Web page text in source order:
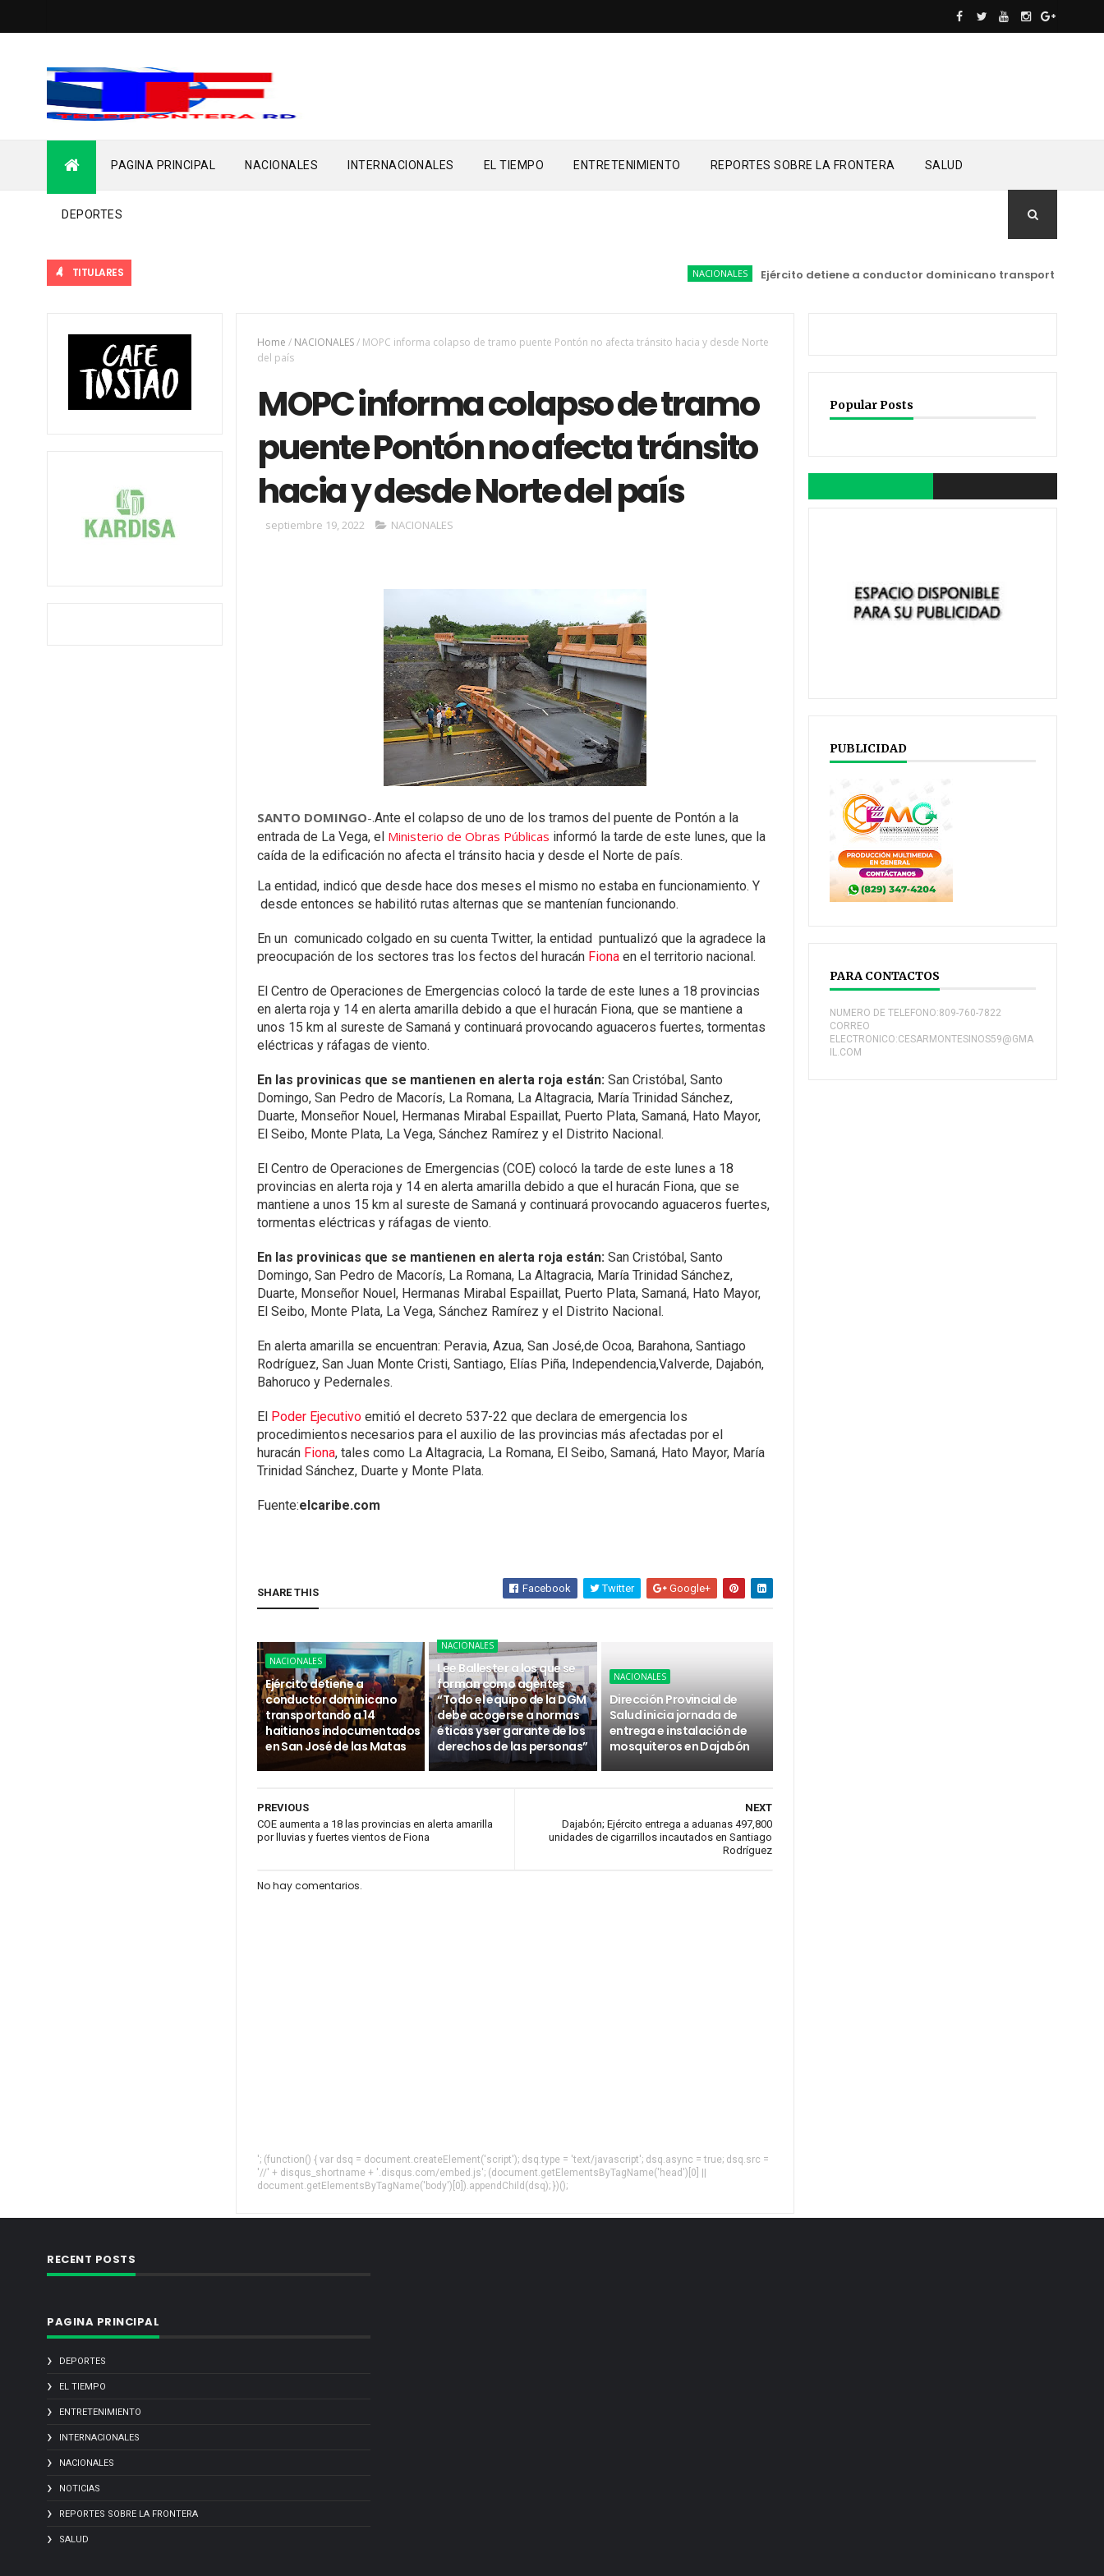
PAGINA PRINCIPAL NACIONALES INTERNACIONALES EL TIEMPO ENTRETENIMIENTO REPORTES SOBRE LA FRONTERA SALUD
DEPORTES
TITULARES NACIONALES Ejército detiene a conductor dominicano transportando a 14
Home / NACIONALES/ MOPC informa colapso de tramo puente Pontón no afecta tránsito hacia y desde Norte
del país
MOPC informa colapso de tramo
puente Pontón no afecta tránsito
hacia y desde Norte del país
septiembre 19, 2022 NACIONALES
SANTO DOMINGO-.Ante el colapso de uno de los tramos del puente de Pontón a la
entrada de La Vega, el Ministerio de Obras Públicas informó la tarde de este lunes, que la
caída de la edificación no afecta el tránsito hacia y desde el Norte de país.
La entidad, indicó que desde hace dos meses el mismo no estaba en funcionamiento. Y
desde entonces se habilitó rutas alternas que se mantenían funcionando.
En un comunicado colgado en su cuenta Twitter, la entidad puntualizó que la agradece la
preocupación de los sectores tras los fectos del huracán Fiona en el territorio nacional.
El Centro de Operaciones de Emergencias colocó la tarde de este lunes a 18 provincias
en alerta roja y 14 en alerta amarilla debido a que el huracán Fiona, que se mantiene a
unos 15 km al sureste de Samaná y continuará provocando aguaceros fuertes, tormentas
eléctricas y ráfagas de viento.
En las provinicas que se mantienen en alerta roja están: San Cristóbal, Santo
Domingo, San Pedro de Macorís, La Romana, La Altagracia, María Trinidad Sánchez,
Duarte, Monseñor Nouel, Hermanas Mirabal Espaillat, Puerto Plata, Samaná, Hato Mayor,
El Seibo, Monte Plata, La Vega, Sánchez Ramírez y el Distrito Nacional.
El Centro de Operaciones de Emergencias (COE) colocó la tarde de este lunes a 18
provincias en alerta roja y 14 en alerta amarilla debido a que el huracán Fiona, que se
mantiene a unos 15 km al sureste de Samaná y continuará provocando aguaceros fuertes,
tormentas eléctricas y ráfagas de viento.
En las provinicas que se mantienen en alerta roja están: San Cristóbal, Santo
Domingo, San Pedro de Macorís, La Romana, La Altagracia, María Trinidad Sánchez,
Duarte, Monseñor Nouel, Hermanas Mirabal Espaillat, Puerto Plata, Samaná, Hato Mayor,
El Seibo, Monte Plata, La Vega, Sánchez Ramírez y el Distrito Nacional.
En alerta amarilla se encuentran: Peravia, Azua, San José,de Ocoa, Barahona, Santiago
Rodríguez, San Juan Monte Cristi, Santiago, Elías Piña, Independencia,Valverde, Dajabón,
Bahoruco y Pedernales.
El Poder Ejecutivo emitió el decreto 537-22 que declara de emergencia los
procedimientos necesarios para el auxilio de las provincias más afectadas por el
huracán Fiona, tales como La Altagracia, La Romana, El Seibo, Samaná, Hato Mayor, María
Trinidad Sánchez, Duarte y Monte Plata.
Fuente:elcaribe.com
SHARE THIS Facebook Twitter Google+
NACIONALES
Ejército detiene a
conductor dominicano
transportando a 14
haitianos indocumentados
en San José de las Matas
NACIONALES
Lee Ballester a los que se
forman como agentes
“Todo el equipo de la DGM
debe acogerse a normas
éticas y ser garante de los
derechos de las personas”
NACIONALES
Dirección Provincial de
Salud inicia jornada de
entrega e instalación de
mosquiteros en Dajabón
NEXT
Dajabón; Ejército entrega a aduanas 497,800
unidades de cigarrillos incautados en Santiago
Rodríguez
PREVIOUS
COE aumenta a 18 las provincias en alerta amarilla
por lluvias y fuertes vientos de Fiona
No hay comentarios.
'; (function() { var dsq = document.createElement('script'); dsq.type = 'text/javascript'; dsq.async = true; dsq.src =
'//' + disqus_shortname + '.disqus.com/embed.js'; (document.getElementsByTagName('head')[0] ||
document.getElementsByTagName('body')[0]).appendChild(dsq); })();
Popular Posts
PUBLICIDAD
PARA CONTACTOS
NUMERO DE TELEFONO:809-760-7822
CORREO
ELECTRONICO:CESARMONTESINOS59@GMA
IL.COM
RECENT POSTS
PAGINA PRINCIPAL
DEPORTES
EL TIEMPO
ENTRETENIMIENTO
INTERNACIONALES
NACIONALES
NOTICIAS
REPORTES SOBRE LA FRONTERA
SALUD